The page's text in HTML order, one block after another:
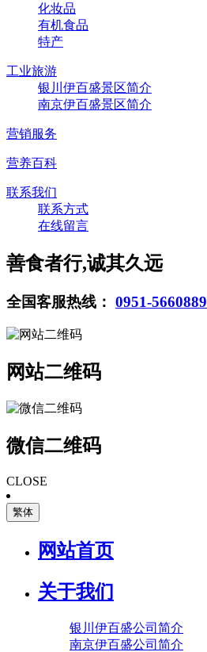
化妆品
有机食品
特产
工业旅游
银川伊百盛景区简介
南京伊百盛景区简介
营销服务
营养百科
联系我们
联系方式
在线留言
善食者行,诚其久远
全国客服热线： 0951-5660889
网站二维码
微信二维码
CLOSE
繁体
网站首页
关于我们
银川伊百盛公司简介
南京伊百盛公司简介